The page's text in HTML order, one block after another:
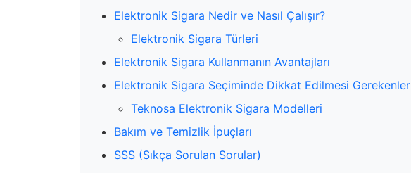
Elektronik Sigara Nedir ve Nasıl Çalışır?
Elektronik Sigara Türleri
Elektronik Sigara Kullanmanın Avantajları
Elektronik Sigara Seçiminde Dikkat Edilmesi Gerekenler
Teknosa Elektronik Sigara Modelleri
Bakım ve Temizlik İpuçları
SSS (Sıkça Sorulan Sorular)